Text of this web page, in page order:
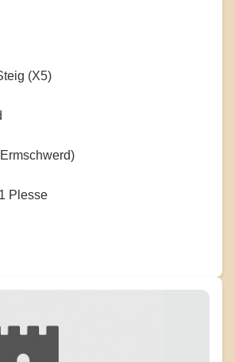
(X5)
Plesse